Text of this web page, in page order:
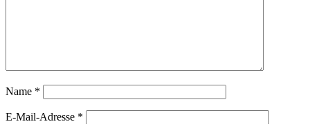
Name *
E-Mail-Adresse *